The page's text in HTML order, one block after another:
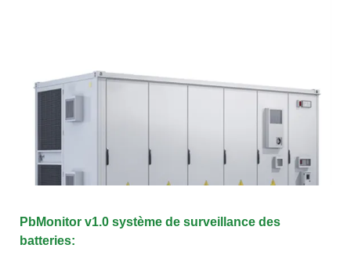
PbMonitor v1.0 système de surveillance des
batteries: